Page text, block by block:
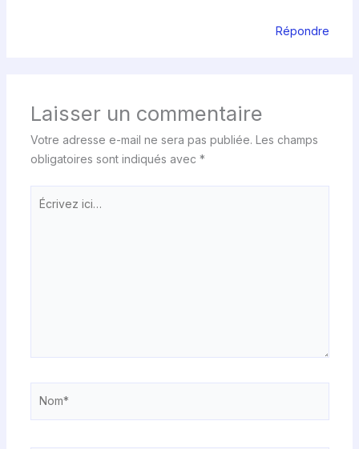
Répondre
Laisser un commentaire
Votre adresse e-mail ne sera pas publiée. Les champs
obligatoires sont indiqués avec *
Écrivez